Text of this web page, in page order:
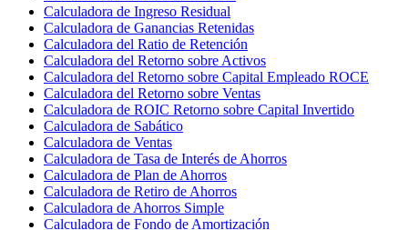
Calculadora de Ingreso Residual
Calculadora de Ganancias Retenidas
Calculadora del Ratio de Retención
Calculadora del Retorno sobre Activos
Calculadora del Retorno sobre Capital Empleado ROCE
Calculadora del Retorno sobre Ventas
Calculadora de ROIC Retorno sobre Capital Invertido
Calculadora de Sabático
Calculadora de Ventas
Calculadora de Tasa de Interés de Ahorros
Calculadora de Plan de Ahorros
Calculadora de Retiro de Ahorros
Calculadora de Ahorros Simple
Calculadora de Fondo de Amortización